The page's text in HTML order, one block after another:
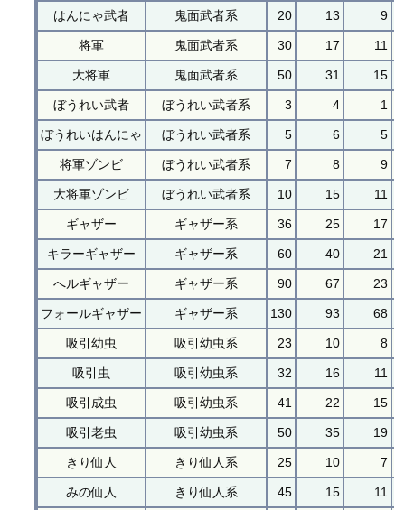
はんにゃ武者 鬼面武者系 20 13 9
将軍 鬼面武者系 30 17 11
大将軍 鬼面武者系 50 31 15
ぼうれい武者 ぼうれい武者系 3 4 1
ぼうれいはんにゃ ぼうれい武者系 5 6 5
将軍ゾンビ ぼうれい武者系 7 8 9
大将軍ゾンビ ぼうれい武者系 10 15 11
ギャザー ギャザー系 36 25 17
キラーギャザー ギャザー系 60 40 21
へルギャザー ギャザー系 90 67 23
フォールギャザー ギャザー系 130 93 68
吸引幼虫 吸引幼虫系 23 10 8
吸引虫 吸引幼虫系 32 16 11
吸引成虫 吸引幼虫系 41 22 15
吸引老虫 吸引幼虫系 50 35 19
きり仙人 きり仙人系 25 10 7
みの仙人 きり仙人系 45 15 11